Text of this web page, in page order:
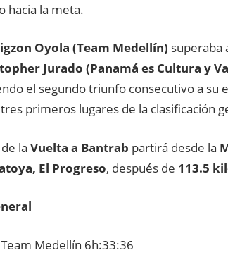
hacia la meta.
Oyola (Team Medellín) superaba
Jurado (Panamá es Cultura y
el segundo triunfo consecutivo a su
primeros lugares de la clasificación
la Vuelta a Bantrab partirá desde la
El Progreso, después de 113.5
Medellín 6h:33:36